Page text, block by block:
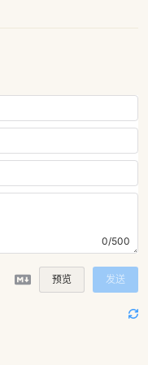
0/500
预览 发送